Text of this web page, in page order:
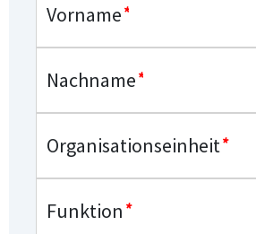
Vorname*
Nachname*
Organisationseinheit*
Funktion*